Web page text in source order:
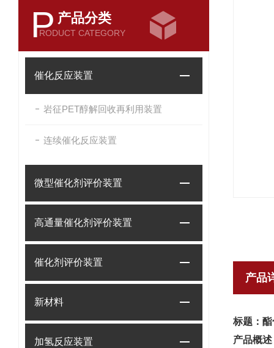
P 产品分类
RODUCT CATEGORY
催化反应装置
岩征PET醇解回收再利用装置
连续催化反应装置
微型催化剂评价装置
高通量催化剂评价装置
催化剂评价装置
新材料
加氢反应装置
产品
标题：
产品概述